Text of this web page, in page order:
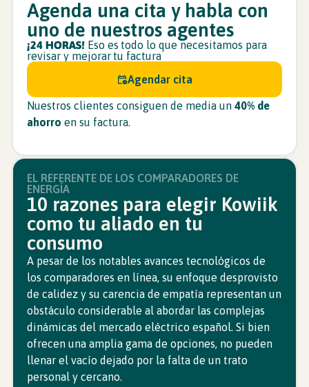
Agenda una cita y habla con
uno de nuestros agentes
¡24 HORAS!Eso es todo lo que necesitamos para
revisar y mejorar tu factura
Agendar cita
Nuestros clientes consiguen de media un 40% de
ahorro en su factura.
EL REFERENTE DE LOS COMPARADORES DE
ENERGÍA
10 razones para elegir Kowiik
como tu aliado en tu
consumo
A pesar de los notables avances tecnológicos de
los comparadores en línea, su enfoque desprovisto
de calidez y su carencia de empatía representan un
obstáculo considerable al abordar las complejas
dinámicas del mercado eléctrico español. Si bien
ofrecen una amplia gama de opciones, no pueden
llenar el vacío dejado por la falta de un trato
personal y cercano.